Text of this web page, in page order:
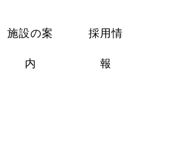
施設の案
内
採用情
報